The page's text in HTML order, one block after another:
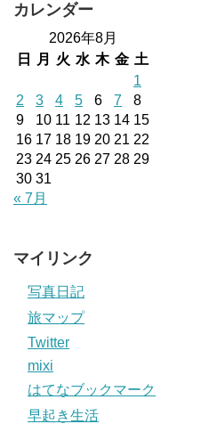
カレンダー
2026年8月
日
月 火 水 木 金 土
1
2
3 4 5 6 7
8
9
10 11 12 13 14 15
16 17 18 19 20 21 22
23 24 25 26 27 28 29
30 31
« 7月
マイリンク
写真日記
旅マップ
Twitter
mixi
はてなブックマーク
早起き生活